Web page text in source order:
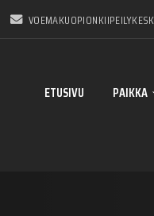
ETUSIVU PAIKKA